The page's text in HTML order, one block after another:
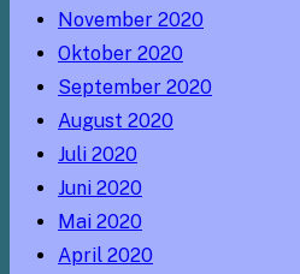
November 2020
Oktober 2020
September 2020
August 2020
Juli 2020
Juni 2020
Mai 2020
April 2020